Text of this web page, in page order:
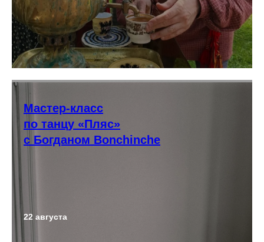
Мастер-класс
по танцу «Пляс»
с Богданом Bonchinche
22 августа